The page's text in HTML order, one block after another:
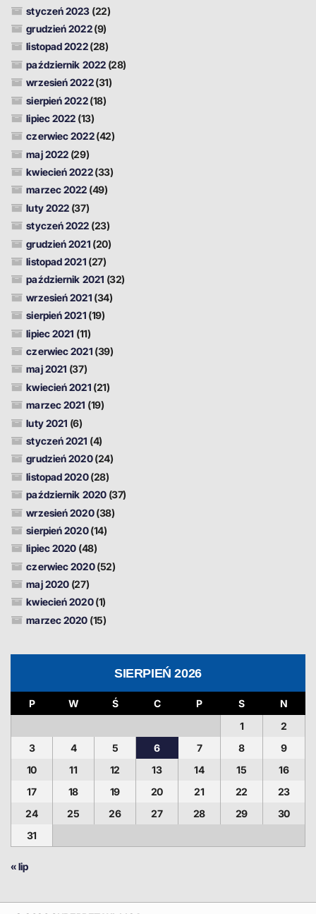
styczeń 2023 (22)
grudzień 2022(9)
listopad 2022(28)
październik 2022(28)
wrzesień 2022(31)
sierpień 2022(18)
lipiec 2022 (13)
czerwiec 2022(42)
maj 2022 (29)
kwiecień 2022(33)
marzec 2022 (49)
luty 2022 (37)
styczeń 2022 (23)
grudzień 2021 (20)
listopad 2021 (27)
październik 2021 (32)
wrzesień 2021 (34)
sierpień 2021 (19)
lipiec 2021 (11)
czerwiec 2021 (39)
maj 2021 (37)
kwiecień 2021 (21)
marzec 2021 (19)
luty 2021 (6)
styczeń 2021 (4)
grudzień 2020(24)
listopad 2020(28)
październik 2020(37)
wrzesień 2020(38)
sierpień 2020(14)
lipiec 2020 (48)
czerwiec 2020(52)
maj 2020 (27)
kwiecień 2020(1)
marzec 2020 (15)
SIERPIEŃ 2026
P W Ś C P S
N
1
2
3
4 5 6 7 8
9
10
11 12 13 14 15
16
17
18 19 20 21 22
23
24
25 26 27 28 29
30
31
« lip